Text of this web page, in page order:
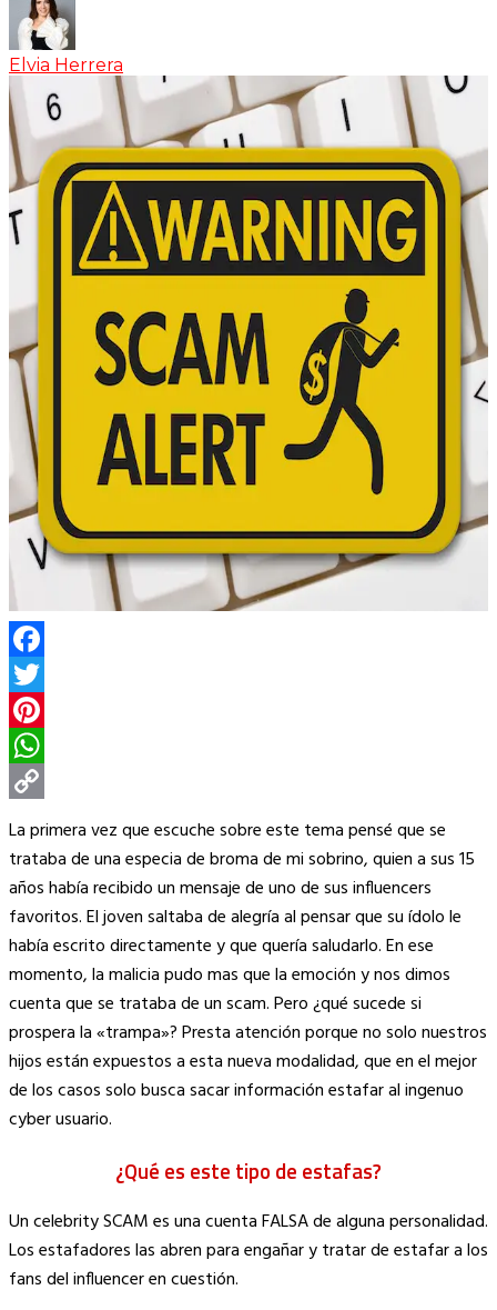
Elvia Herrera
Facebook
Twitter
Pinterest
WhatsApp
Copy
Link
La primera vez que escuche sobre este tema pensé que se
trataba de una especia de broma de mi sobrino, quien a sus 15
años había recibido un mensaje de uno de sus influencers
favoritos. El joven saltaba de alegría al pensar que su ídolo le
había escrito directamente y que quería saludarlo. En ese
momento, la malicia pudo mas que la emoción y nos dimos
cuenta que se trataba de un scam. Pero ¿qué sucede si
prospera la «trampa»? Presta atención porque no solo nuestros
hijos están expuestos a esta nueva modalidad, que en el mejor
de los casos solo busca sacar información estafar al ingenuo
cyber usuario.
¿Qué es este tipo de estafas?
Un celebrity SCAM es una cuenta FALSA de alguna personalidad.
Los estafadores las abren para engañar y tratar de estafar a los
fans del influencer en cuestión.